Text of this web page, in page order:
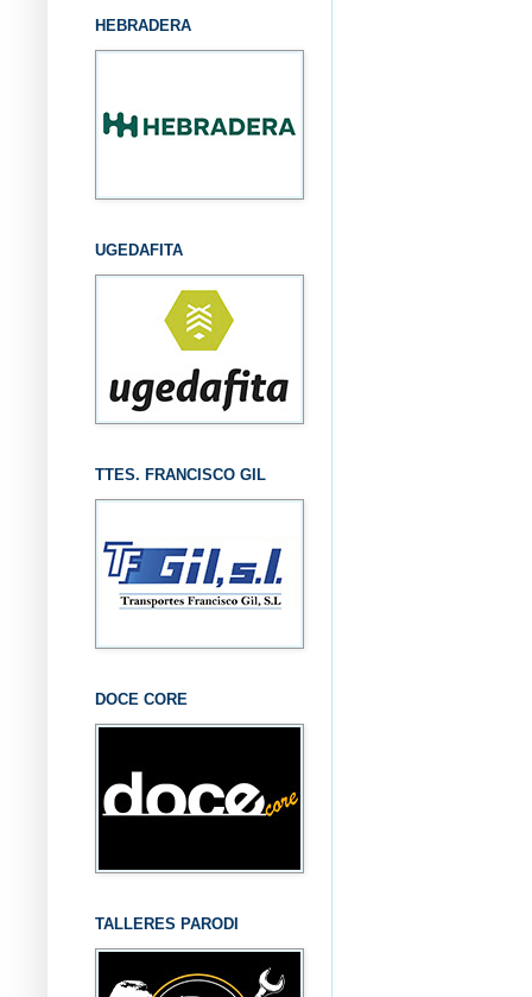
HEBRADERA
UGEDAFITA
TTES. FRANCISCO GIL
DOCE CORE
TALLERES PARODI